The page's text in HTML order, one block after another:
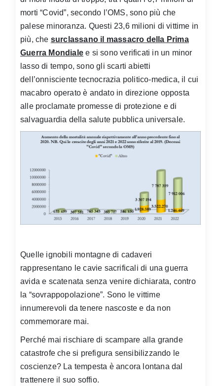
morti “Covid”, secondo l’OMS, sono più che
palese minoranza. Questi 23,6 milioni di vittime in
più, che surclassano il massacro della Prima
Guerra Mondiale e si sono verificati in un minor
lasso di tempo, sono gli scarti abietti
dell’onnisciente tecnocrazia politico-medica, il cui
macabro operato è andato in direzione opposta
alle proclamate promesse di protezione e di
salvaguardia della salute pubblica universale.
Quelle ignobili montagne di cadaveri
rappresentano le cavie sacrificali di una guerra
avida e scatenata senza venire dichiarata, contro
la “sovrappopolazione”. Sono le vittime
innumerevoli da tenere nascoste e da non
commemorare mai.
Perché mai rischiare di scampare alla grande
catastrofe che si prefigura sensibilizzando le
coscienze? La tempesta è ancora lontana dal
trattenere il suo soffio.